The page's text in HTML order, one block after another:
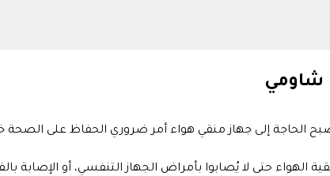
شاومي
الحاجة إلى جهاز منقي هواء أمر ضروري الحفاظ على
الهواء حتى لا يُصابوا بأمراض الجهاز التنفسي، أو الإصابة